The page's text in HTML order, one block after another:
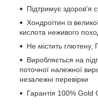
Підтримує здоров'я
Хондроїтин із
кислота неживого
Не містить глютену,
Виробляється на
поточної належної
незалежні перевірки
Гарантія 100% Gold